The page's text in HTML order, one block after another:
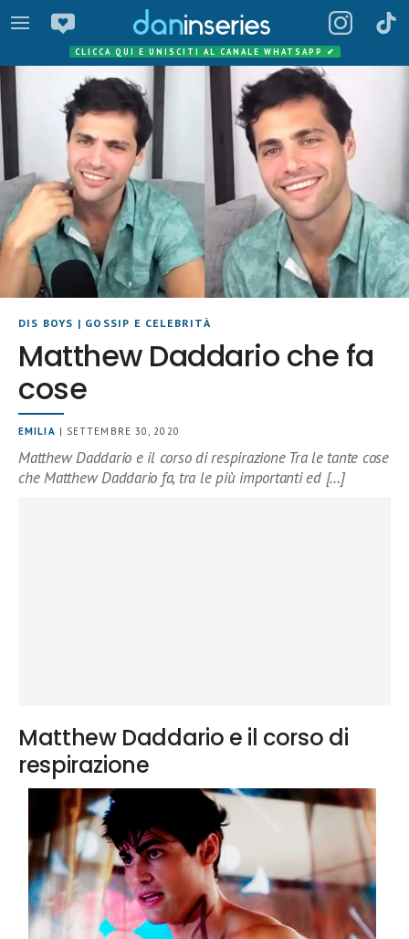
CLICCA QUI E UNISCITI AL CANALE WHATSAPP ✔
DIS BOYS | GOSSIP E CELEBRITÀ
Matthew Daddario che fa
cose
EMILIA | SETTEMBRE 30, 2020
Matthew Daddario e il corso di respirazione Tra le tante cose
che Matthew Daddario fa, tra le più importanti ed […]
Matthew Daddario e il corso di
respirazione